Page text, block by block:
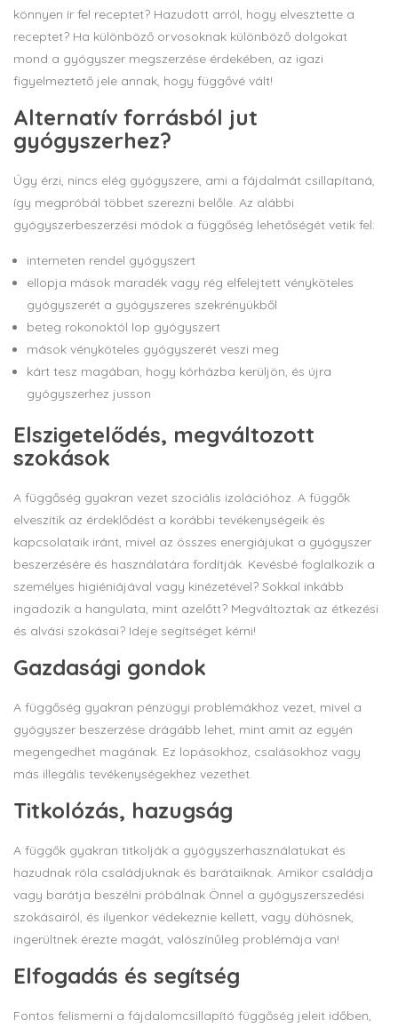
könnyen ír fel receptet? Hazudott arról, hogy elvesztette a
receptet? Ha különböző orvosoknak különböző dolgokat
mond a gyógyszer megszerzése érdekében, az igazi
figyelmeztető jele annak, hogy függővé vált!
Alternatív forrásból jut
gyógyszerhez?
Úgy érzi, nincs elég gyógyszere, ami a fájdalmát csillapítaná,
így megpróbál többet szerezni belőle. Az alábbi
gyógyszerbeszerzési módok a függőség lehetőségét vetik fel:
interneten rendel gyógyszert
ellopja mások maradék vagy rég elfelejtett vényköteles
gyógyszerét a gyógyszeres szekrényükből
beteg rokonoktól lop gyógyszert
mások vényköteles gyógyszerét veszi meg
kárt tesz magában, hogy kórházba kerüljön, és újra
gyógyszerhez jusson
Elszigetelődés, megváltozott
szokások
A függőség gyakran vezet szociális izolációhoz. A függők
elveszítik az érdeklődést a korábbi tevékenységeik és
kapcsolataik iránt, mivel az összes energiájukat a gyógyszer
beszerzésére és használatára fordítják. Kevésbé foglalkozik a
személyes higiéniájával vagy kinézetével? Sokkal inkább
ingadozik a hangulata, mint azelőtt? Megváltoztak az étkezési
és alvási szokásai? Ideje segítséget kérni!
Gazdasági gondok
A függőség gyakran pénzügyi problémákhoz vezet, mivel a
gyógyszer beszerzése drágább lehet, mint amit az egyén
megengedhet magának. Ez lopásokhoz, csalásokhoz vagy
más illegális tevékenységekhez vezethet.
Titkolózás, hazugság
A függők gyakran titkolják a gyógyszerhasználatukat és
hazudnak róla családjuknak és barátaiknak. Amikor családja
vagy barátja beszélni próbálnak Önnel a gyógyszerszedési
szokásairól, és ilyenkor védekeznie kellett, vagy dühösnek,
ingerültnek érezte magát, valószínűleg problémája van!
Elfogadás és segítség
Fontos felismerni a fájdalomcsillapító függőség jeleit időben,